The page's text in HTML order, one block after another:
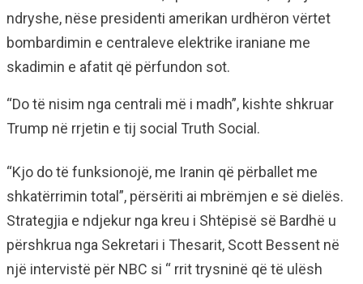
ndryshe, nëse presidenti amerikan urdhëron vërtet
bombardimin e centraleve elektrike iraniane me
skadimin e afatit që përfundon sot.
“Do të nisim nga centrali më i madh”, kishte shkruar
Trump në rrjetin e tij social Truth Social.
“Kjo do të funksionojë, me Iranin që përballet me
shkatërrimin total”, përsëriti ai mbrëmjen e së dielës.
Strategjia e ndjekur nga kreu i Shtëpisë së Bardhë u
përshkrua nga Sekretari i Thesarit, Scott Bessent në
një intervistë për NBC si “ rrit trysninë që të ulësh